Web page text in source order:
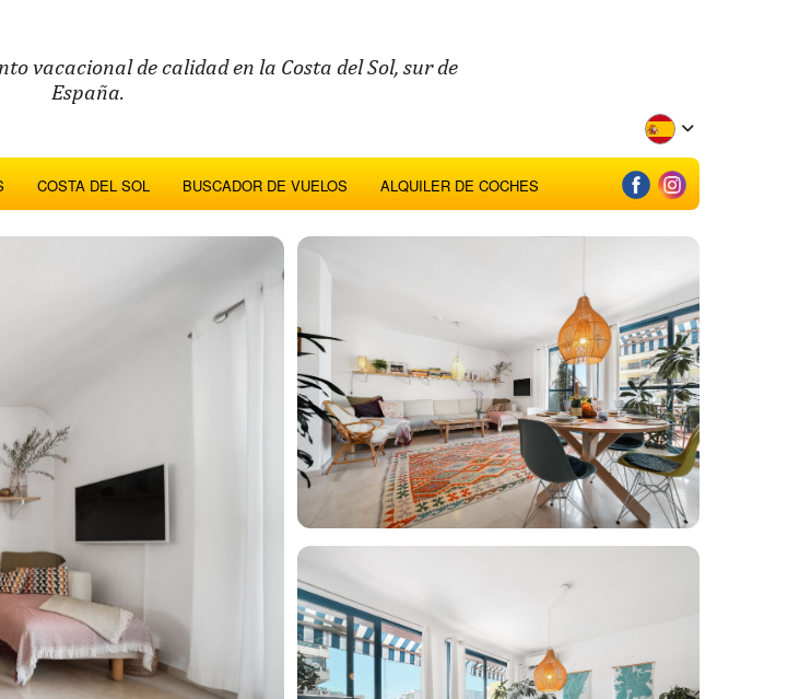
vacacional de calidad en la Costa del Sol, sur de
España.
COSTA DEL SOL BUSCADOR DE VUELOS ALQUILER DE COCHES